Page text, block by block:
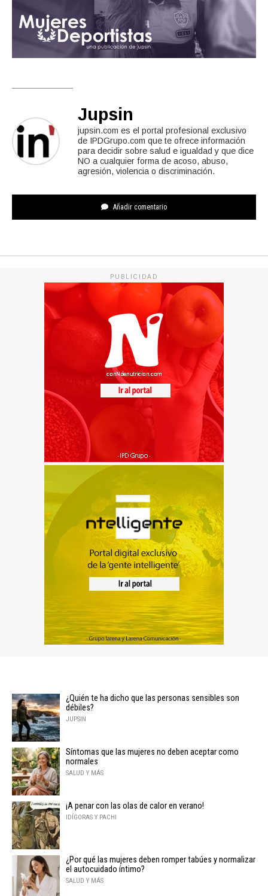
Jupsin
jupsin.com es el portal profesional exclusivo
de IPDGrupo.com que te ofrece información
para decidir sobre salud e igualdad y que dice
NO a cualquier forma de acoso, abuso,
agresión, violencia o discriminación.
Añadir comentario
PUBLICIDAD
¿Quién te ha dicho que las personas sensibles son
débiles?
JUPSIN
Síntomas que las mujeres no deben aceptar como
normales
SALUD Y MÁS
¡A penar con las olas de calor en verano!
IDÍGORAS Y PACHI
¿Por qué las mujeres deben romper tabúes y normalizar
el autocuidado íntimo?
SALUD Y MÁS